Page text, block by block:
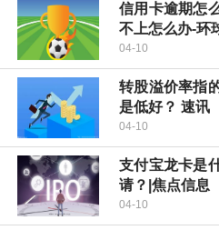
信用卡逾期怎
不上怎么办-环
04-10
转股溢价率指
是低好？ 速讯
04-10
支付宝龙卡是
请？|焦点信息
04-10